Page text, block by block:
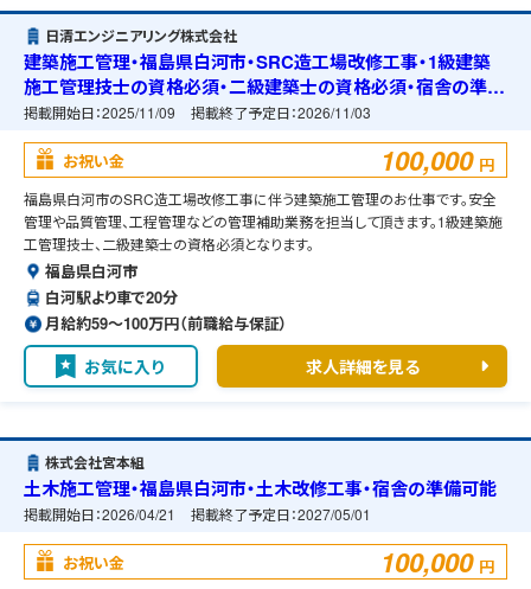
日清エンジニアリング株式会社
建築施工管理・福島県白河市・SRC造工場改修工事・1級建築
施工管理技士の資格必須・二級建築士の資格必須・宿舎の準備
可能
掲載開始日：2025/11/09 掲載終了予定日：2026/11/03
お祝い金 100,000 円
福島県白河市のSRC造工場改修工事に伴う建築施工管理のお仕事です。安全
管理や品質管理、工程管理などの管理補助業務を担当して頂きます。1級建築施
工管理技士、二級建築士の資格必須となります。
福島県白河市
白河駅より車で20分
月給約59〜100万円（前職給与保証）
お気に入り 求人詳細を見る
株式会社宮本組
土木施工管理・福島県白河市・土木改修工事・宿舎の準備可能
掲載開始日：2026/04/21 掲載終了予定日：2027/05/01
お祝い金 100,000 円